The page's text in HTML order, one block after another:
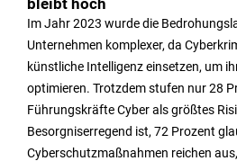
bleibt hoch
Im Jahr 2023 wurde die
Unternehmen komplexer, da
künstliche Intelligenz einsetzen, um
optimieren. Trotzdem stufen nur 28
Führungskräfte Cyber als größtes
Besorgniserregend ist, 72 Prozent
Cyberschutzmaßnahmen reichen